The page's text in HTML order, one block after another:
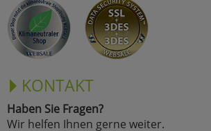
KONTAKT
Haben Sie Fragen?
Wir helfen Ihnen gerne weiter.
Marketing
Alle Akzeptieren